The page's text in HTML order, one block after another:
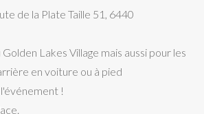
de la Plate Taille 51, 6440
Lakes Village mais aussi pour les
en voiture ou à pied
!